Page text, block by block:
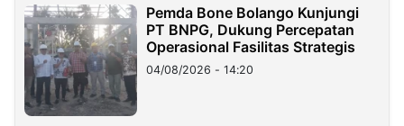
Pemda Bone Bolango Kunjungi
PT BNPG, Dukung Percepatan
Operasional Fasilitas Strategis
04/08/2026 - 14:20